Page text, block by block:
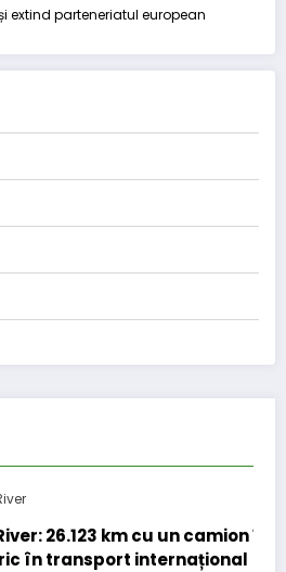
extind parteneriatul european
cu un camion 100%
internațional